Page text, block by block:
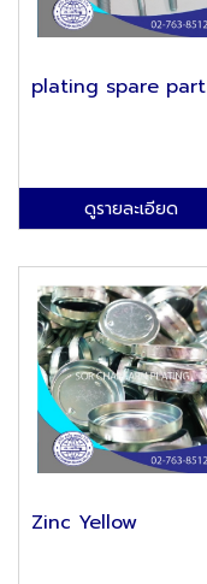
plating spare part
ดูรายละเอียด
Zinc Yellow